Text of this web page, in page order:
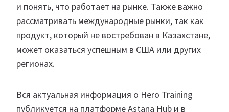
и понять, что работает на рынке. Также важно
рассматривать международные рынки, так как
продукт, который не востребован в Казахстане,
может оказаться успешным в США или других
регионах.
Вся актуальная информация о Hero Training
публикуется на платформе Astana Hub и в